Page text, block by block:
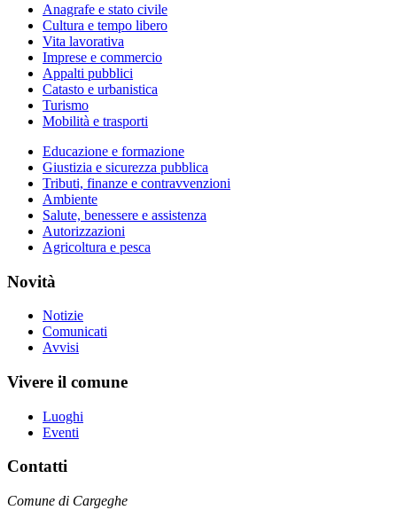
Anagrafe e stato civile
Cultura e tempo libero
Vita lavorativa
Imprese e commercio
Appalti pubblici
Catasto e urbanistica
Turismo
Mobilità e trasporti
Educazione e formazione
Giustizia e sicurezza pubblica
Tributi, finanze e contravvenzioni
Ambiente
Salute, benessere e assistenza
Autorizzazioni
Agricoltura e pesca
Novità
Notizie
Comunicati
Avvisi
Vivere il comune
Luoghi
Eventi
Contatti
Comune di Cargeghe